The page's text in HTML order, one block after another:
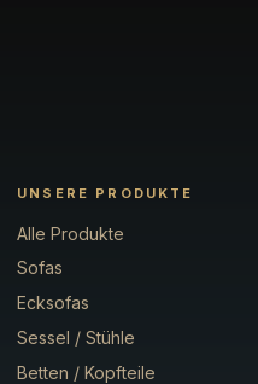
UNSERE PRODUKTE
Alle Produkte
Sofas
Ecksofas
Sessel / Stühle
Betten / Kopfteile